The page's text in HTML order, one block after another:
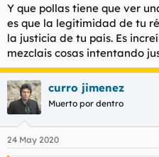
Y que pollas tiene que ver
es que la legitimidad de tu
la justicia de tu país. Es
mezclais cosas intentando
curro jimenez
Muerto por dentro
24 May 2020